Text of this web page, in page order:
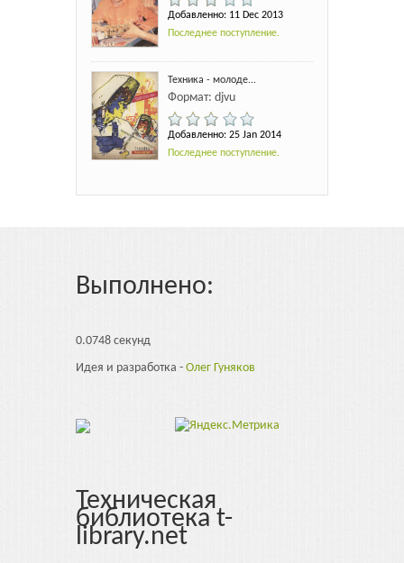
Добавленно: 11 Dec 2013
Последнее поступление.
Техника - молоде...
Формат: djvu
Добавленно: 25 Jan 2014
Последнее поступление.
Выполнено:
0.0748 секунд
Идея и разработка - Олег Гуняков
Техническая
библиотека t-
library.net